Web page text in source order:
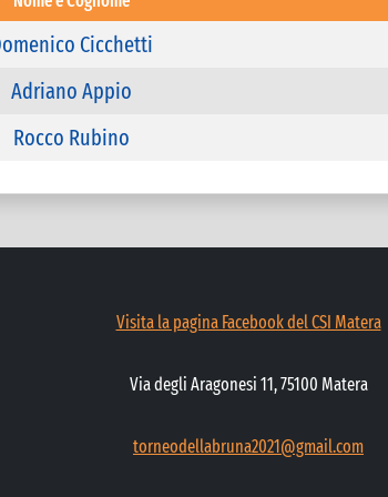
Cicchetti
Adriano Appio
Rocco Rubino
Visita la pagina Facebook del CSI Matera
Via degli Aragonesi 11, 75100 Matera
torneodellabruna2021@gmail.com